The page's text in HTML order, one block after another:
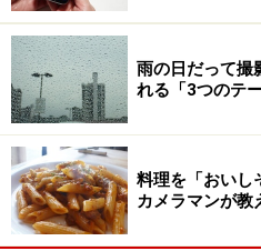
いろんなパターンによるフラ
きましょう。
フラッシュの有無で
変化する
雨の日だって撮
れる「3つのテ
料理を「おいし
カメラマンが教